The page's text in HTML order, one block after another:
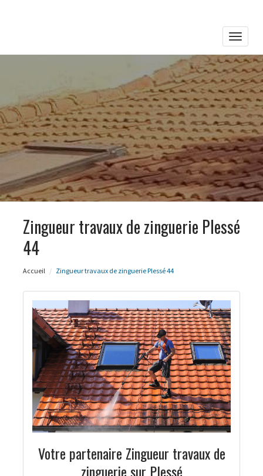
Toggle
Zingueur travaux de zinguerie Plessé
44
Accueil Zingueur travaux de zinguerie Plessé 44
Votre partenaire Zingueur travaux de
zinguerie sur Plessé